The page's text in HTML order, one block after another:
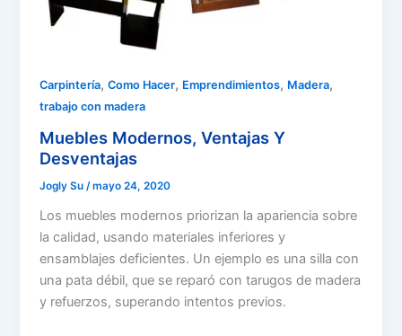
Carpintería,Como Hacer, Emprendimientos, Madera,
trabajo con madera
Muebles Modernos, Ventajas Y
Desventajas
Jogly Su /mayo 24, 2020
Los muebles modernos priorizan la apariencia sobre
la calidad, usando materiales inferiores y
ensamblajes deficientes. Un ejemplo es una silla con
una pata débil, que se reparó con tarugos de madera
y refuerzos, superando intentos previos.